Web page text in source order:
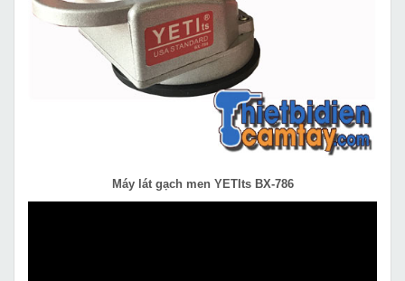
Máy lát gạch men YETIts BX-786